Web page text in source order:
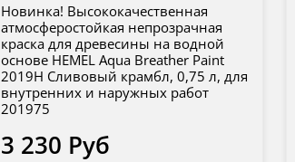
Новинка! Высококачественная
атмосферостойкая непрозрачная
краска для древесины на водной
основе HEMEL Aqua Breather Paint
2019H Сливовый крамбл, 0,75 л, для
внутренних и наружных работ
201975
3 230 Руб